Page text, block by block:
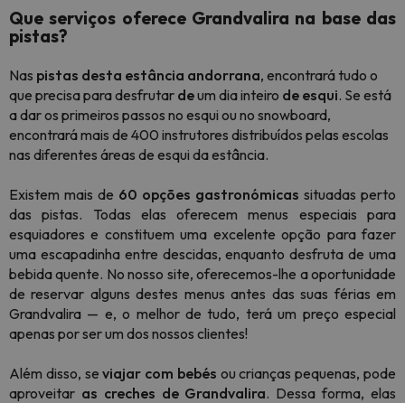
Que serviços oferece Grandvalira na base das
pistas?
Nas pistas desta estância andorrana, encontrará tudo o
que precisa para desfrutar deum dia inteiro de esqui. Se está
a dar os primeiros passos no esqui ou no snowboard,
encontrará mais de 400 instrutores distribuídos pelas escolas
nas diferentes áreas de esqui da estância.
Existem mais de 60 opções gastronómicas situadas perto
das pistas. Todas elas oferecem menus especiais para
esquiadores e constituem uma excelente opção para fazer
uma escapadinha entre descidas, enquanto desfruta de uma
bebida quente. No nosso site, oferecemos-lhe a oportunidade
de reservar alguns destes menus antes das suas férias em
Grandvalira — e, o melhor de tudo, terá um preço especial
apenas por ser um dos nossos clientes!
Além disso, seviajar com bebés ou crianças pequenas, pode
aproveitar as creches de Grandvalira. Dessa forma, elas